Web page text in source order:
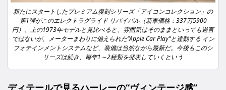
新たにスタートしたプレミアム復刻シリーズ「アイコンコレクション」の
第1弾がこのエレクトラグライド リバイバル（新車価格：337万5900
円）。上の1973年モデルと見比べると、雰囲気はそのままといっても過言
ではないが、メーターまわりに備えられた“Apple Car Play”と連動する イン
フォテインメントシステムなど、装備は当然ながら最新だ。今後もこのシ
リーズは続き、毎年1～2種類を発表していくという
ディテールで見るハーレーの“ヴィンテージ感”